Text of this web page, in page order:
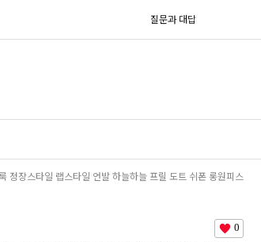
질문과 대답
정장스타일 랩스타일 언발 하늘하늘 프릴 도트 쉬폰 롱원피스
0